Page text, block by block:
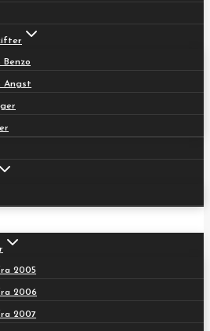
Benzo
Angst
2005
2006
2007